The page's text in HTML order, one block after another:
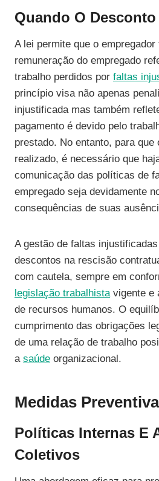
Quando O
A lei permite que o
remuneração do empregado
trabalho perdidos por faltas
princípio visa não apenas
injustificada mas também
pagamento é devido pelo
prestado. No entanto, para que
realizado, é necessário que
comunicação das políticas de
empregado seja devidamente
consequências de suas
A gestão de faltas
descontos na rescisão
com cautela, sempre em
legislação trabalhistavigente e
de recursos humanos. O
cumprimento das obrigações
de uma relação de trabalho
a saúde organizacional.
Medidas
Políticas Internas E
Coletivos